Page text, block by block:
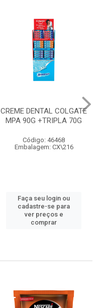
CREME DENTAL COLGATE
MPA 90G +TRIPLA 70G
Código: 46468
Embalagem: CX\216
Faça seu login ou
cadastre-se para
ver preços e
comprar